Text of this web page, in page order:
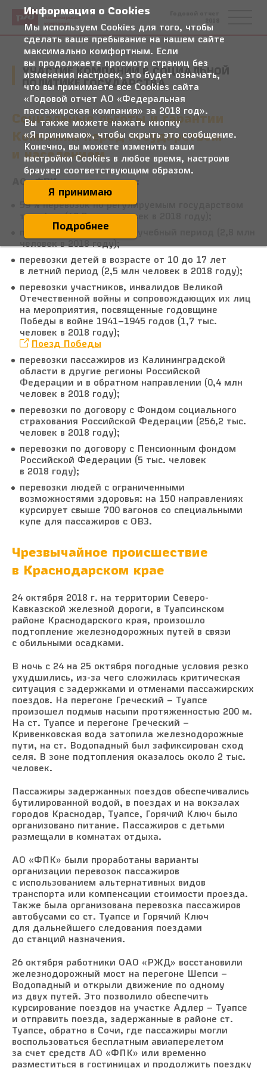
Федеральная
пассажирская
УЧАСТИЕ КОМПАНИИ В СОЦИАЛЬНОЙ
ПОЛИТИКЕ ГОСУДАРСТВА
Социальные льготы и гарантии
Компании перед государством
и населением
АО «ФПК» осуществляет:
59 % перевозок по регулируемым государством
тарифам (60,3 млн человек в 2018 году);
перевозки школьников в учебный период (2,8 млн
человек в 2018 году);
перевозки детей в возрасте от 10 до 17 лет
в летний период (2,5 млн человек в 2018 году);
перевозки участников, инвалидов Великой
Отечественной войны и сопровождающих их лиц
на мероприятия, посвященные годовщине
Победы в войне 1941–1945 годов (1,7 тыс.
человек в 2018 году);
Поезд Победы
перевозки пассажиров из Калининградской
области в другие регионы Российской
Федерации и в обратном направлении (0,4 млн
человек в 2018 году);
перевозки по договору с Фондом социального
страхования Российской Федерации (256,2 тыс.
человек в 2018 году);
перевозки по договору с Пенсионным фондом
Российской Федерации (5 тыс. человек
в 2018 году);
перевозки людей с ограниченными
возможностями здоровья: на 150 направлениях
курсирует свыше 700 вагонов со специальными
купе для пассажиров с ОВЗ.
Чрезвычайное происшествие
в Краснодарском крае
24 октября 2018 г. на территории Северо-
Кавказской железной дороги, в Туапсинском
районе Краснодарского края, произошло
подтопление железнодорожных путей в связи
с обильными осадками.
В ночь с 24 на 25 октября погодные условия резко
ухудшились, из-за чего сложилась критическая
ситуация с задержками и отменами пассажирских
поездов. На перегоне Греческий – Туапсе
произошел подмыв насыпи протяженностью 200 м.
На ст. Туапсе и перегоне Греческий –
Кривенковская вода затопила железнодорожные
пути, на ст. Водопадный был зафиксирован сход
селя. В зоне подтопления оказалось около 2 тыс.
человек.
Пассажиры задержанных поездов обеспечивались
бутилированной водой, в поездах и на вокзалах
городов Краснодар, Туапсе, Горячий Ключ было
организовано питание. Пассажиров с детьми
размещали в комнатах отдыха.
АО «ФПК» были проработаны варианты
организации перевозок пассажиров
с использованием альтернативных видов
транспорта или компенсации стоимости проезда.
Также была организована перевозка пассажиров
автобусами со ст. Туапсе и Горячий Ключ
для дальнейшего следования поездами
до станций назначения.
26 октября работники ОАО «РЖД» восстановили
железнодорожный мост на перегоне Шепси –
Водопадный и открыли движение по одному
из двух путей. Это позволило обеспечить
курсирование поездов на участке Адлер – Туапсе
и отправить поезда, задержанные в районе ст.
Туапсе, обратно в Сочи, где пассажиры могли
воспользоваться бесплатным авиаперелетом
за счет средств АО «ФПК» или временно
разместиться в гостиницах и продолжить поездку
Информация о Cookies
Мы используем Cookies для того, чтобы
сделать ваше пребывание на нашем сайте
максимально комфортным. Если
вы продолжаете просмотр страниц без
изменения настроек, это будет означать,
что вы принимаете все Cookies сайта
«Годовой отчет АО «Федеральная
пассажирская компания» за 2018 год».
Вы также можете нажать кнопку
«Я принимаю», чтобы скрыть это сообщение.
Конечно, вы можете изменить ваши
настройки Cookies в любое время, настроив
браузер соответствующим образом.
Я принимаю
Подробнее